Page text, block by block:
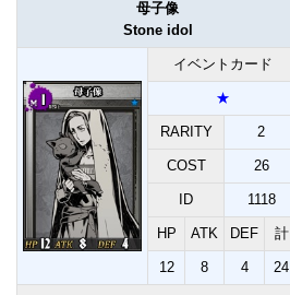
母子像
Stone idol
イベントカード
★
RARITY 2
COST 26
ID 1118
HP ATK DEF 計
12 8 4 24